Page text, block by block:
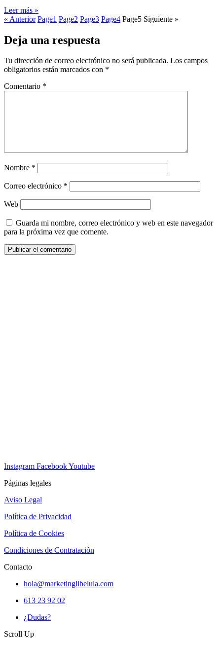
Leer más »
« Anterior Page1 Page2 Page3 Page4 Page5 Siguiente »
Deja una respuesta
Tu dirección de correo electrónico no será publicada. Los campos
obligatorios están marcados con *
Comentario *
Nombre *
Correo electrónico *
Web
Guarda mi nombre, correo electrónico y web en este navegador
para la próxima vez que comente.
Instagram FacebookYoutube
Páginas legales
Aviso Legal
Política de Privacidad
Política de Cookies
Condiciones de Contratación
Contacto
hola@marketinglibelula.com
613 23 92 02
¿Dudas?
Scroll Up